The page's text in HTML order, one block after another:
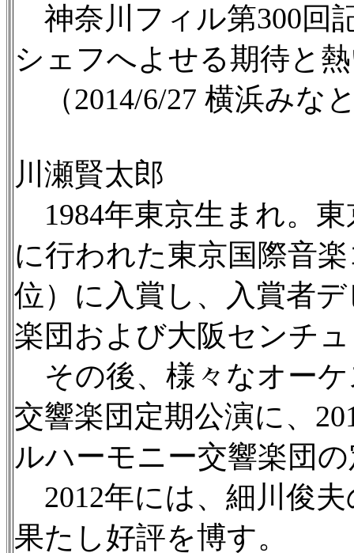
神奈川フィル第300回
シェフへよせる期待と
（2014/6/27 横浜みな
川瀬賢太郎
1984年東京生まれ。東
に行われた東京国際音
位）に入賞し、入賞者
楽団および大阪センチ
その後、様々なオーケ
交響楽団定期公演に、
ルハーモニー交響楽団
2012年には、細川俊
果たし好評を博す。